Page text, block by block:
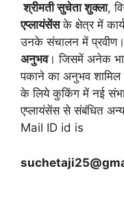
श्रीमती सुचेता शुक्ला,
एप्लायंसेंसके क्षेत्र में
उनके संचालन में प्रवीण।
अनुभव। जिसमें अनेक
पकाने का अनुभव
के लिये कुकिंग में नई
एप्लायंसेंस से संबंधित
Mail ID id is